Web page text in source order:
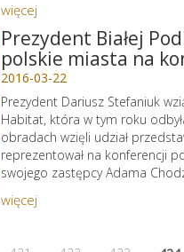
więcej
Prezydent Białej
polskie miasta na
2016-03-22
Prezydent Dariusz Stefaniuk
Habitat, która w tym roku
obradach wzięli udział
reprezentował na konferencji
swojego zastępcy Adama
więcej